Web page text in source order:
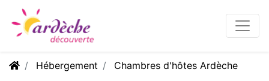
Hébergement Chambres d'hôtes Ardèche